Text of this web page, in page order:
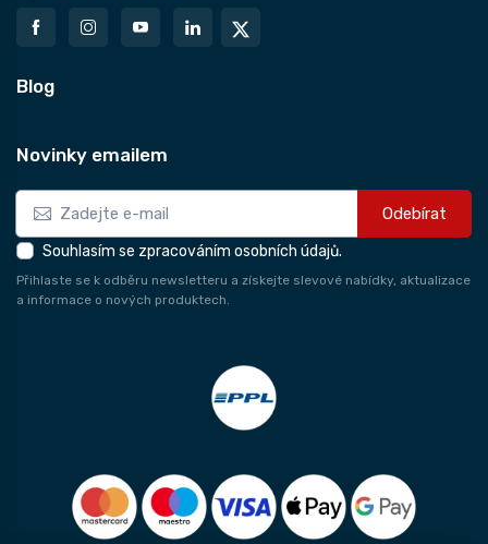
Blog
Novinky emailem
Odebírat
Souhlasím se zpracováním osobních údajů.
Přihlaste se k odběru newsletteru a získejte slevové nabídky, aktualizace
a informace o nových produktech.